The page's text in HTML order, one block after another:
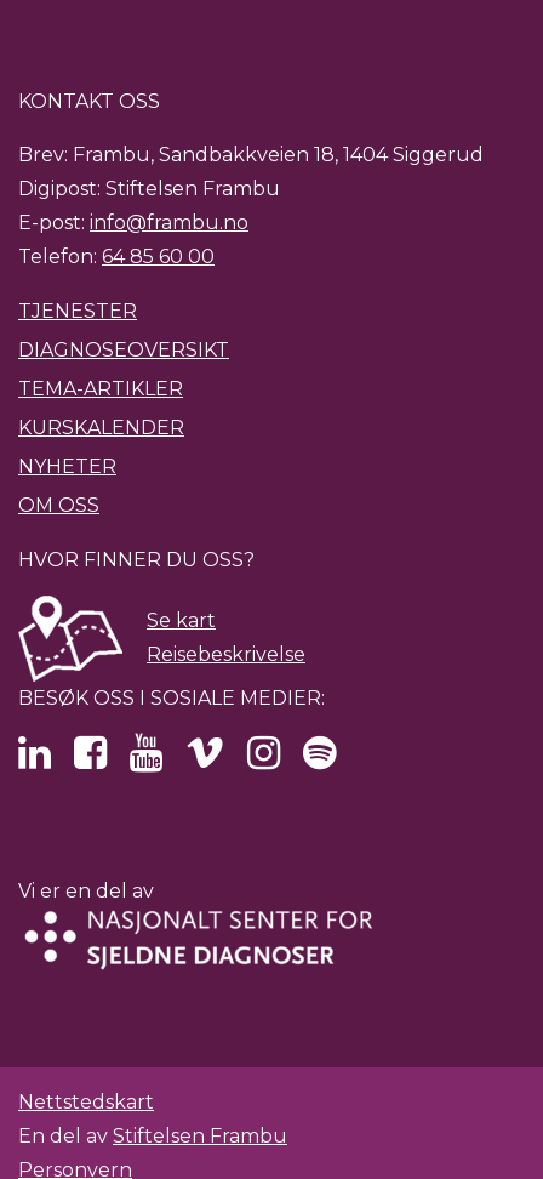
KONTAKT OSS
Brev: Frambu, Sandbakkveien 18, 1404 Siggerud
Digipost: Stiftelsen Frambu
E-post: info@frambu.no
Telefon: 64 85 60 00
TJENESTER
DIAGNOSEOVERSIKT
TEMA-ARTIKLER
KURSKALENDER
NYHETER
OM OSS
HVOR FINNER DU OSS?
Se kart
Reisebeskrivelse
BESØK OSS I SOSIALE MEDIER:
Vi er en del av
Nettstedskart
En del av Stiftelsen Frambu
Personvern